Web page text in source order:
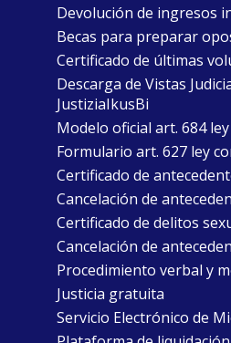
Devolución de ingresos
Becas para preparar
Certificado de últimas
Descarga de Vistas
JustiziaIkusBi
Modelo oficial art. 684
Formulario art. 627 ley
Certificado de
Cancelación de
Certificado de delitos
Cancelación de
Procedimiento verbal y
Justicia gratuita
Servicio Electrónico de